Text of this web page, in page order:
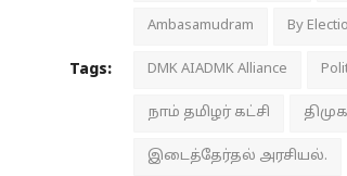
Tags:
Ambasamudram By
DMK AIADMK Alliance
நாம் தமிழர் கட்சி திமுக
இடைத்தேர்தல் அரசியல்.